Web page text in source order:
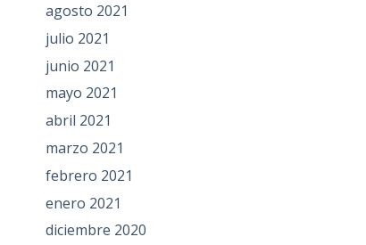
agosto 2021
julio 2021
junio 2021
mayo 2021
abril 2021
marzo 2021
febrero 2021
enero 2021
diciembre 2020